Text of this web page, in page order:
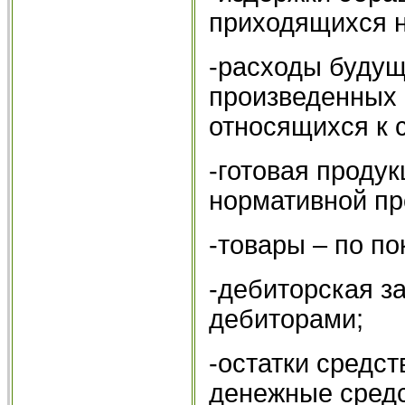
приходящихся
-расходы
относящихся
-готовая
нормативной
-товары – по
-дебиторская
дебиторами;
-остатки
денежные